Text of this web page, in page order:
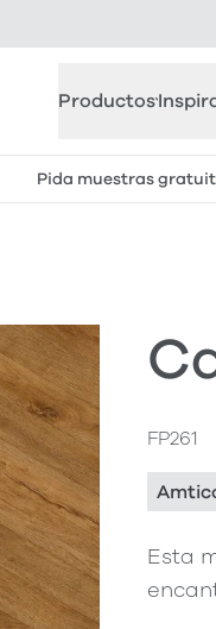
Productos
Pida muestras
FP261
Esta